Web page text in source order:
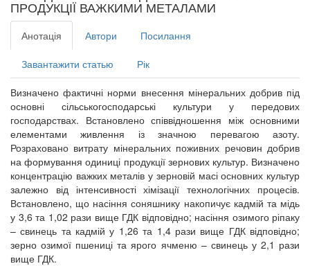
ПРОДУКЦІЇ ВАЖКИМИ МЕТАЛАМИ
Анотація Автори Посилання
Завантажити статью Рік
Визначено фактичні норми внесення мінеральних добрив під
основні сільськогосподарські культури у передових
господарствах. Встановлено співвідношення між основними
елементами живлення із значною перевагою азоту.
Розраховано витрату мінеральних поживних речовин добрив
на формування одиниці продукції зернових культур. Визначено
концентрацію важких металів у зерновій масі основних культур
залежно від інтенсивності хімізації технологічних процесів.
Встановлено, що насіння соняшнику накопичує кадмій та мідь
у 3,6 та 1,02 рази вище ГДК відповідно; насіння озимого ріпаку
– свинець та кадмій у 1,26 та 1,4 рази вище ГДК відповідно;
зерно озимої пшениці та ярого ячменю – свинець у 2,1 рази
вище ГДК.